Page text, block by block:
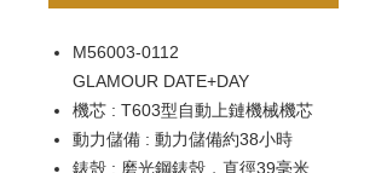
M56003-0112
GLAMOUR DATE+DAY
機芯 : T603型自動上鏈機械機芯
動力儲備 : 動力儲備約38小時
錶殼 : 磨光鋼錶殼，直徑39毫米